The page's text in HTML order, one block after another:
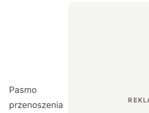
Pasmo
przenoszenia